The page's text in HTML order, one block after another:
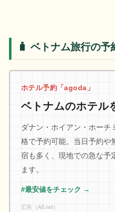
🧳 ベトナム旅行の予
ホテル予約「agoda」
ベトナムのホテル
ダナン・ホイアン・ホーチ
格で予約可能。当日予約や
宿も多く、現地での急な予
ます。
#最安値をチェック →
広告（A8.net）